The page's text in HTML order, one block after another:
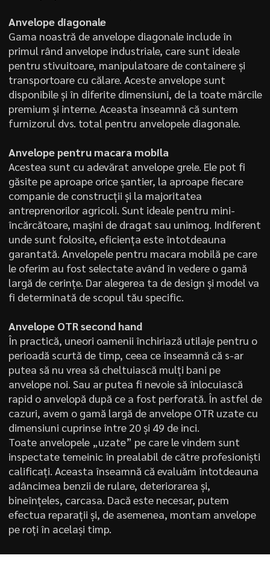
Anvelope diagonale
Gama noastră de anvelope diagonale include în
primul rând anvelope industriale, care sunt ideale
pentru stivuitoare, manipulatoare de containere și
transportoare cu călare. Aceste anvelope sunt
disponibile și în diferite dimensiuni, de la toate mărcile
premium și interne. Aceasta înseamnă că suntem
furnizorul dvs. total pentru anvelopele diagonale.
Anvelope pentru macara mobila
Acestea sunt cu adevărat anvelope grele. Ele pot fi
găsite pe aproape orice șantier, la aproape fiecare
companie de construcții și la majoritatea
antreprenorilor agricoli. Sunt ideale pentru mini-
încărcătoare, mașini de dragat sau unimog. Indiferent
unde sunt folosite, eficiența este întotdeauna
garantată. Anvelopele pentru macara mobilă pe care
le oferim au fost selectate având în vedere o gamă
largă de cerințe. Dar alegerea ta de design și model va
fi determinată de scopul tău specific.
Anvelope OTR second hand
În practică, uneori oamenii închiriază utilaje pentru o
perioadă scurtă de timp, ceea ce înseamnă că s-ar
putea să nu vrea să cheltuiască mulți bani pe
anvelope noi. Sau ar putea fi nevoie să înlocuiască
rapid o anvelopă după ce a fost perforată. În astfel de
cazuri, avem o gamă largă de anvelope OTR uzate cu
dimensiuni cuprinse între 20 și 49 de inci.
Toate anvelopele „uzate” pe care le vindem sunt
inspectate temeinic în prealabil de către profesioniști
calificați. Aceasta înseamnă că evaluăm întotdeauna
adâncimea benzii de rulare, deteriorarea și,
bineînțeles, carcasa. Dacă este necesar, putem
efectua reparații și, de asemenea, montam anvelope
pe roți în același timp.